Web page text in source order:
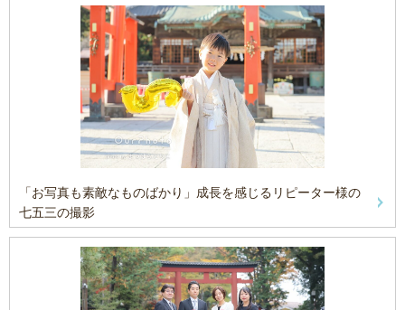
「お写真も素敵なものばかり」成長を感じるリピーター様の
七五三の撮影